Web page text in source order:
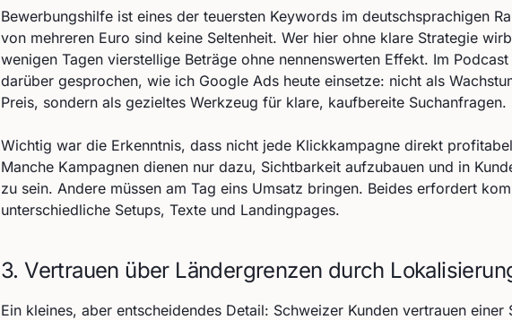
Bewerbungshilfe ist eines der teuersten Keywords im deutschsprachigen
von mehreren Euro sind keine Seltenheit. Wer hier ohne klare Strategie
wenigen Tagen vierstellige Beträge ohne nennenswerten Effekt. Im
darüber gesprochen, wie ich Google Ads heute einsetze: nicht als
Preis, sondern als gezieltes Werkzeug für klare, kaufbereite Suchanfragen.
Wichtig war die Erkenntnis, dass nicht jede Klickkampagne direkt
Manche Kampagnen dienen nur dazu, Sichtbarkeit aufzubauen und in
zu sein. Andere müssen am Tag eins Umsatz bringen. Beides erfordert
unterschiedliche Setups, Texte und Landingpages.
3. Vertrauen über Ländergrenzen durch
Ein kleines, aber entscheidendes Detail: Schweizer Kunden vertrauen einer